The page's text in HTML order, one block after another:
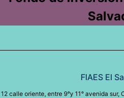
FIAES El
12 calle oriente, entre 9°y 11° avenida